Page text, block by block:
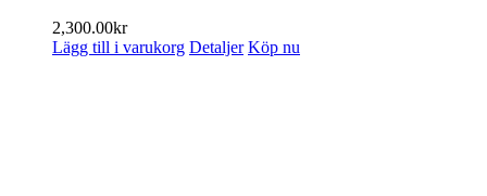
2,300.00kr
Lägg till i varukorg Detaljer Köp nu